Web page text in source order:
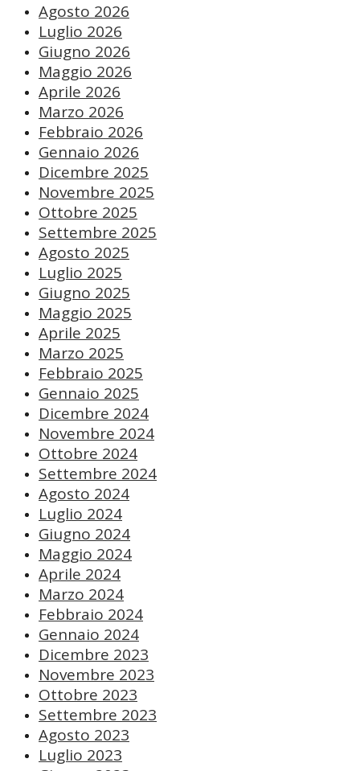
Agosto 2026
Luglio 2026
Giugno 2026
Maggio 2026
Aprile 2026
Marzo 2026
Febbraio 2026
Gennaio 2026
Dicembre 2025
Novembre 2025
Ottobre 2025
Settembre 2025
Agosto 2025
Luglio 2025
Giugno 2025
Maggio 2025
Aprile 2025
Marzo 2025
Febbraio 2025
Gennaio 2025
Dicembre 2024
Novembre 2024
Ottobre 2024
Settembre 2024
Agosto 2024
Luglio 2024
Giugno 2024
Maggio 2024
Aprile 2024
Marzo 2024
Febbraio 2024
Gennaio 2024
Dicembre 2023
Novembre 2023
Ottobre 2023
Settembre 2023
Agosto 2023
Luglio 2023